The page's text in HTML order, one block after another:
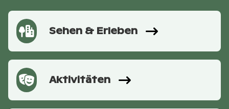
Sehen & Erleben
Aktivitäten